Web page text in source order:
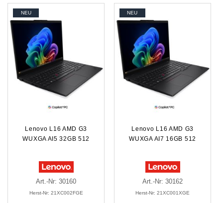
NEU
Lenovo L16 AMD G3
WUXGA AI5 32GB 512
Art.-Nr: 30160
Herst-Nr: 21XC002FGE
NEU
Lenovo L16 AMD G3
WUXGA AI7 16GB 512
Art.-Nr: 30162
Herst-Nr: 21XC001XGE